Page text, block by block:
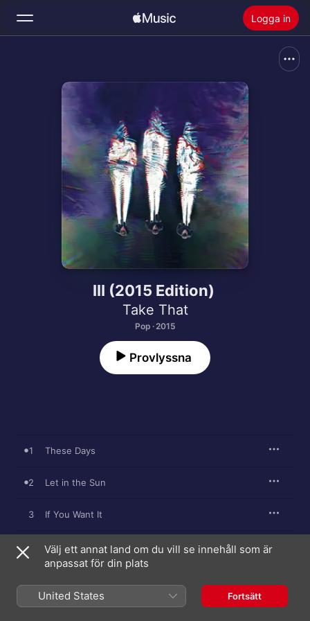
Logga in
Radio
Installera Apple Music
III (2015 Edition)
Take That
Pop · 2015
Provlyssna
1 These Days
2 Let in the Sun
3 If You Want It
4 Lovelife
6 Higher Than Higher
Välj ett annat land om du vill se innehåll som är
anpassat för din plats
United States Fortsätt